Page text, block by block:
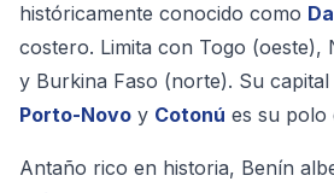
históricamente conocido como
costero. Limita con Togo (oeste),
y Burkina Faso (norte). Su capital
Porto-Novo y Cotonú es su polo
Antaño rico en historia, Benín